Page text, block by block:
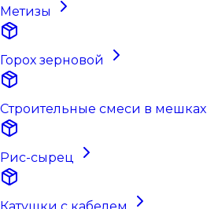
Метизы
Горох зерновой
Строительные смеси в мешках
Рис-сырец
Катушки с кабелем